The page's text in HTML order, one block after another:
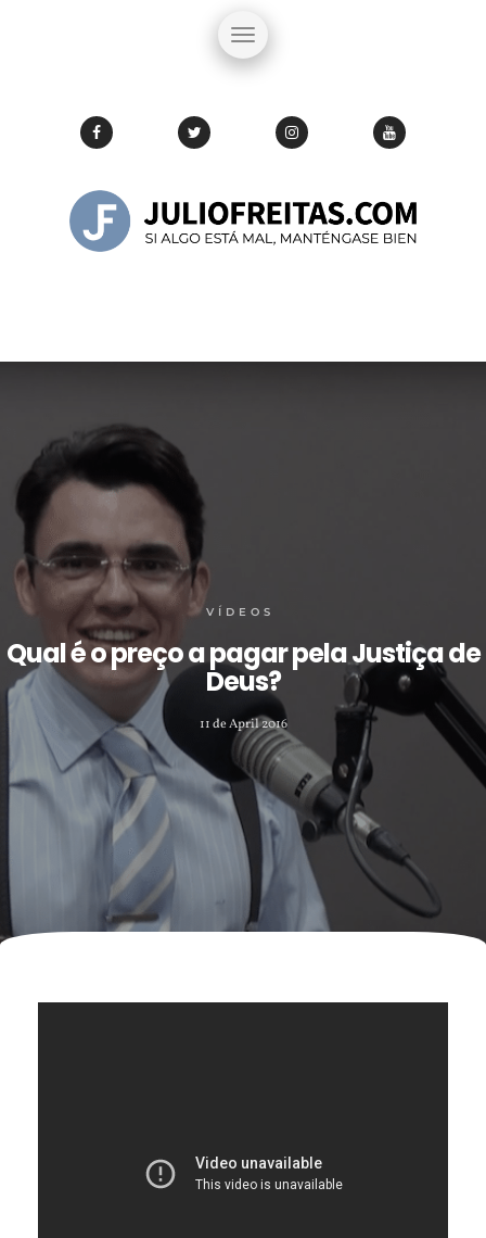
VÍDEOS
Qual é o preço a pagar pela Justiça de
Deus?
11 de April 2016